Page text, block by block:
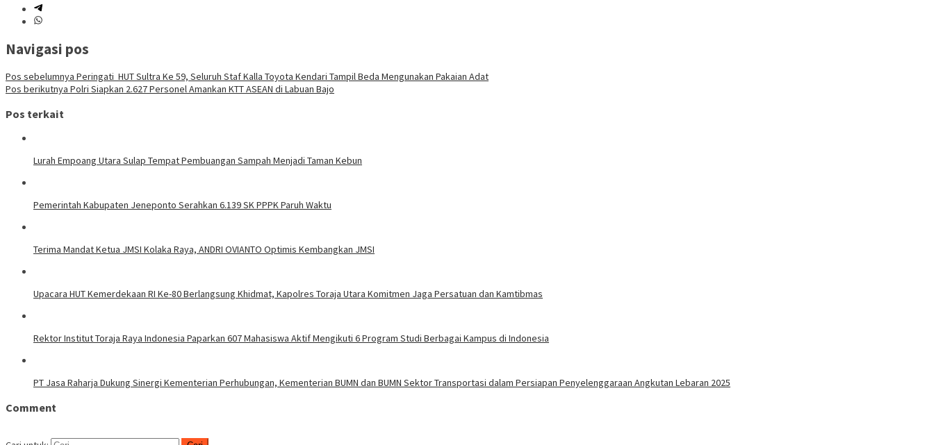
Navigasi pos
Pos sebelumnya Peringati HUT Sultra Ke 59, Seluruh Staf Kalla Toyota Kendari Tampil Beda Mengunakan Pakaian Adat
Pos berikutnya Polri Siapkan 2.627 Personel Amankan KTT ASEAN di Labuan Bajo
Pos terkait
Lurah Empoang Utara Sulap Tempat Pembuangan Sampah Menjadi Taman Kebun
Pemerintah Kabupaten Jeneponto Serahkan 6.139 SK PPPK Paruh Waktu
Terima Mandat Ketua JMSI Kolaka Raya, ANDRI OVIANTO Optimis Kembangkan JMSI
Upacara HUT Kemerdekaan RI Ke-80 Berlangsung Khidmat, Kapolres Toraja Utara Komitmen Jaga Persatuan dan Kamtibmas
Rektor Institut Toraja Raya Indonesia Paparkan 607 Mahasiswa Aktif Mengikuti 6 Program Studi Berbagai Kampus di Indonesia
PT Jasa Raharja Dukung Sinergi Kementerian Perhubungan, Kementerian BUMN dan BUMN Sektor Transportasi dalam Persiapan Penyelenggaraan Angkutan Lebaran 2025
Comment